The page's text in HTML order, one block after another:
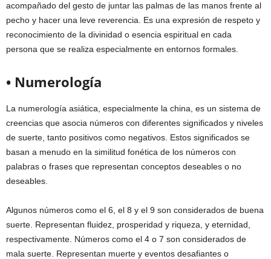
acompañado del gesto de juntar las palmas de las manos frente al
pecho y hacer una leve reverencia. Es una expresión de respeto y
reconocimiento de la divinidad o esencia espiritual en cada
persona que se realiza especialmente en entornos formales.
• Numerología
La numerología asiática, especialmente la china, es un sistema de
creencias que asocia números con diferentes significados y niveles
de suerte, tanto positivos como negativos. Estos significados se
basan a menudo en la similitud fonética de los números con
palabras o frases que representan conceptos deseables o no
deseables.
Algunos números como el 6, el 8 y el 9 son considerados de buena
suerte. Representan fluidez, prosperidad y riqueza, y eternidad,
respectivamente. Números como el 4 o 7 son considerados de
mala suerte. Representan muerte y eventos desafiantes o